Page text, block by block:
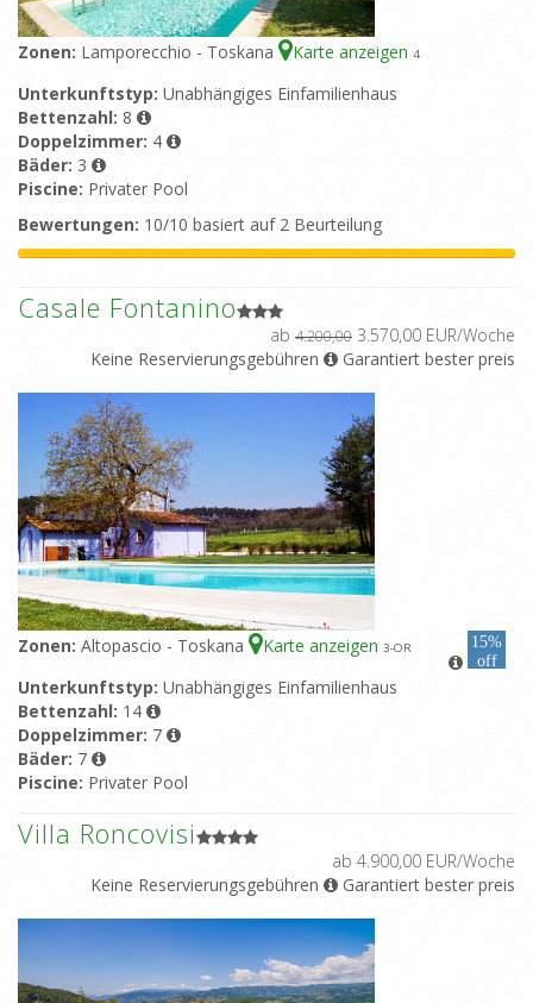
Zonen: Lamporecchio - Toskana Karte anzeigen 4
Unterkunftstyp: Unabhängiges Einfamilienhaus
Bettenzahl: 8
Doppelzimmer: 4
Bäder: 3
Piscine: Privater Pool
Bewertungen: 10/10 basiert auf 2 Beurteilung
Casale Fontanino
ab 4.200,00 3.570,00 EUR/Woche
Keine Reservierungsgebühren
Garantiert bester preis
Zonen: Altopascio - Toskana Karte anzeigen 3-OR
15%
off
Unterkunftstyp: Unabhängiges Einfamilienhaus
Bettenzahl: 14
Doppelzimmer: 7
Bäder: 7
Piscine: Privater Pool
Villa Roncovisi
ab 4.900,00 EUR/Woche
Keine Reservierungsgebühren
Garantiert bester preis